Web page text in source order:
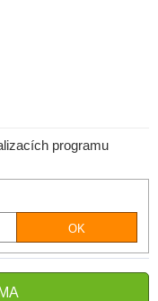
programu